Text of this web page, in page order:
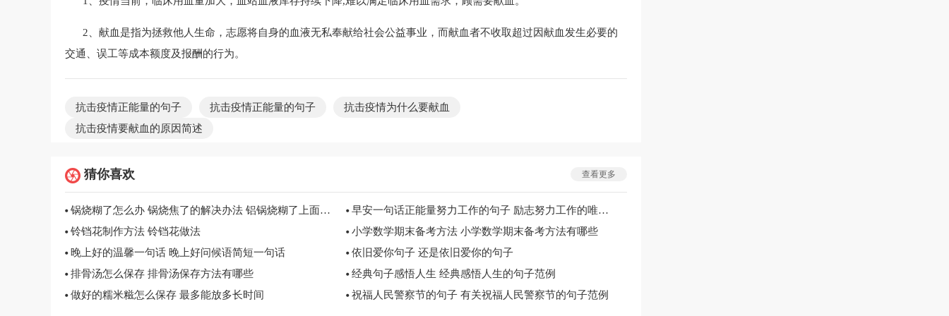
2、献血是指为拯救他人生命，志愿将自身的血液无私奉献给社会公益事业，而献血者不收取超过因献血发生必要的
交通、误工等成本额度及报酬的行为。
抗击疫情正能量的句子 抗击疫情正能量的句子
抗击疫情为什么要献血
抗击疫情要献血的原因简述
猜你喜欢 查看更多
锅烧糊了怎么办 锅烧焦了的解决办法 铝锅烧糊了上面黑的怎么去掉
早安一句话正能量努力工作的句子 励志努力工作的唯美句子
铃铛花制作方法 铃铛花做法
小学数学期末备考方法 小学数学期末备考方法有哪些
晚上好的温馨一句话 晚上好问候语简短一句话
依旧爱你句子 还是依旧爱你的句子
排骨汤怎么保存 排骨汤保存方法有哪些
经典句子感悟人生 经典感悟人生的句子范例
做好的糯米糍怎么保存 最多能放多长时间
祝福人民警察节的句子 有关祝福人民警察节的句子范例